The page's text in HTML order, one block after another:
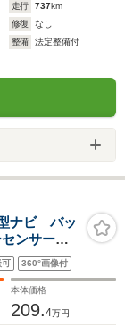
走行 737km
修復
なし
整備
法定整備付
ナビ バッ
センサー
チアルミ
可 360°画像付
本体価格
209.4万円